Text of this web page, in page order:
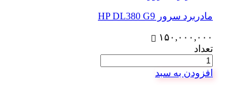
مادربرد سرور HP DL380 G9
۱۵۰,۰۰۰,۰۰۰
تعداد
افزودن به سبد